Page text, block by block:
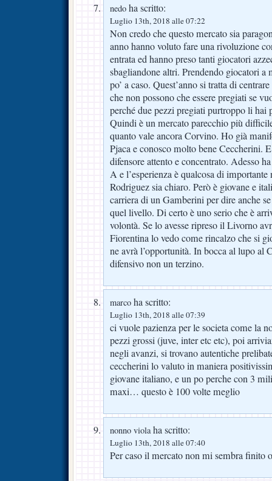
nedo ha scritto:
Luglio 13th, 2018 alle 07:22
Non credo che questo mercato sia
anno hanno voluto fare una rivoluzione
entrata ed hanno preso tanti giocatori
sbagliandone altri. Prendendo giocatori a
po’ a caso. Quest’anno si tratta di
che non possono che essere pregiati se
perché due pezzi pregiati purtroppo li hai
Quindi è un mercato parecchio più
quanto vale ancora Corvino. Ho già
Pjaca e conosco molto bene Ceccherini.
difensore attento e concentrato. Adesso
A e l’esperienza è qualcosa di
Rodriguez sia chiaro. Però è giovane e
carriera di un Gamberini per dire anche
quel livello. Di certo è uno serio che è
volontà. Se lo avesse ripreso il Livorno
Fiorentina lo vedo come rincalzo che si
ne avrà l’opportunità. In bocca al lupo al
difensivo non un terzino.
marco ha scritto:
Luglio 13th, 2018 alle 07:39
ci vuole pazienza per le societa come la
pezzi grossi (juve, inter etc etc), poi
negli avanzi, si trovano autentiche
ceccherini lo valuto in maniera
giovane italiano, e un po perche con 3
maxi… questo è 100 volte meglio
nonno violaha scritto:
Luglio 13th, 2018 alle 07:40
Per caso il mercato non mi sembra finito